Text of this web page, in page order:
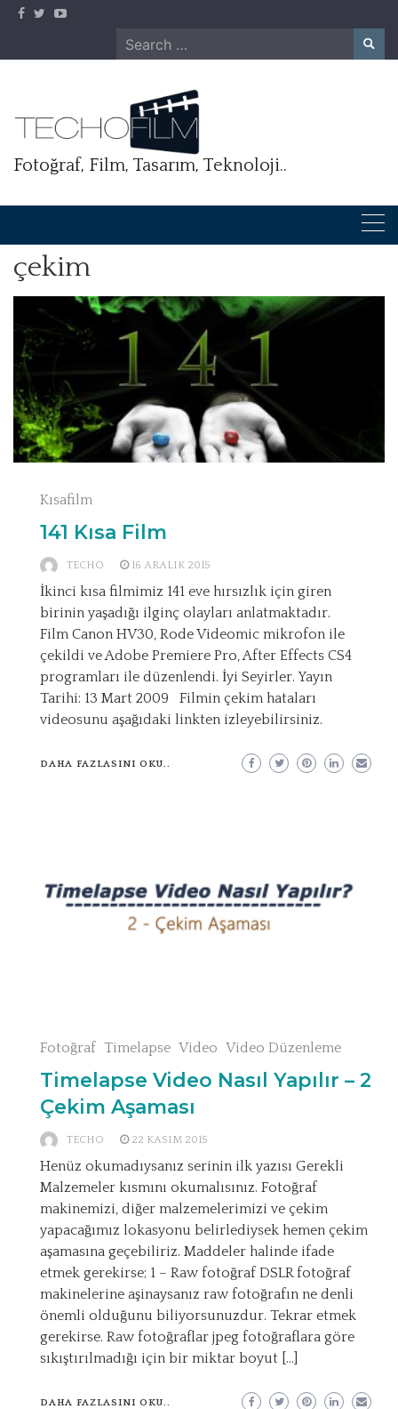
Skip
Search
for:
Fotoğraf, Film, Tasarım, Teknoloji..
çekim
Kısafilm
141 Kısa Film
TECHO 16 ARALIK 2015
İkinci kısa filmimiz 141 eve hırsızlık için giren
birinin yaşadığı ilginç olayları anlatmaktadır.
Film Canon HV30, Rode Videomic mikrofon ile
çekildi ve Adobe Premiere Pro, After Effects CS4
programları ile düzenlendi. İyi Seyirler. Yayın
Tarihi: 13 Mart 2009 Filmin çekim hataları
videosunu aşağıdaki linkten izleyebilirsiniz.
DAHA FAZLASINI OKU..
Fotoğraf Timelapse Video Video Düzenleme
Timelapse Video Nasıl Yapılır – 2
Çekim Aşaması
TECHO 22 KASIM 2015
Henüz okumadıysanız serinin ilk yazısı Gerekli
Malzemeler kısmını okumalısınız. Fotoğraf
makinemizi, diğer malzemelerimizi ve çekim
yapacağımız lokasyonu belirlediysek hemen çekim
aşamasına geçebiliriz. Maddeler halinde ifade
etmek gerekirse; 1 – Raw fotoğraf DSLR fotoğraf
makinelerine aşinaysanız raw fotoğrafın ne denli
önemli olduğunu biliyorsunuzdur. Tekrar etmek
gerekirse. Raw fotoğraflar jpeg fotoğraflara göre
sıkıştırılmadığı için bir miktar boyut […]
DAHA FAZLASINI OKU..